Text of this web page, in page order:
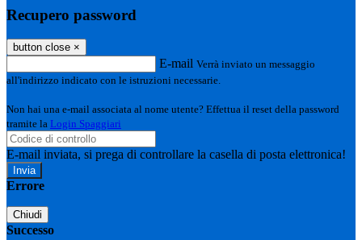
Recupero password
button close ×
E-mail Verrà inviato un messaggio
all'indirizzo indicato con le istruzioni necessarie.
Non hai una e-mail associata al nome utente? Effettua il reset della password
tramite la Login Spaggiari
E-mail inviata, si prega di controllare la casella di posta elettronica!
Errore
Chiudi
Successo